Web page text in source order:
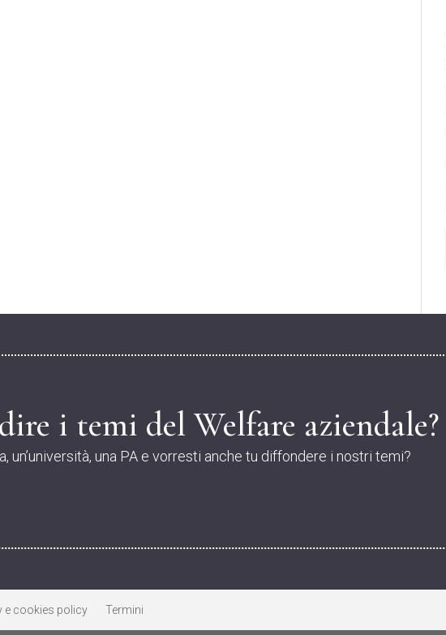
i temi del Welfare aziendale?
un’università, una PA e vorresti anche tu diffondere i nostri temi?
e cookies policy Termini